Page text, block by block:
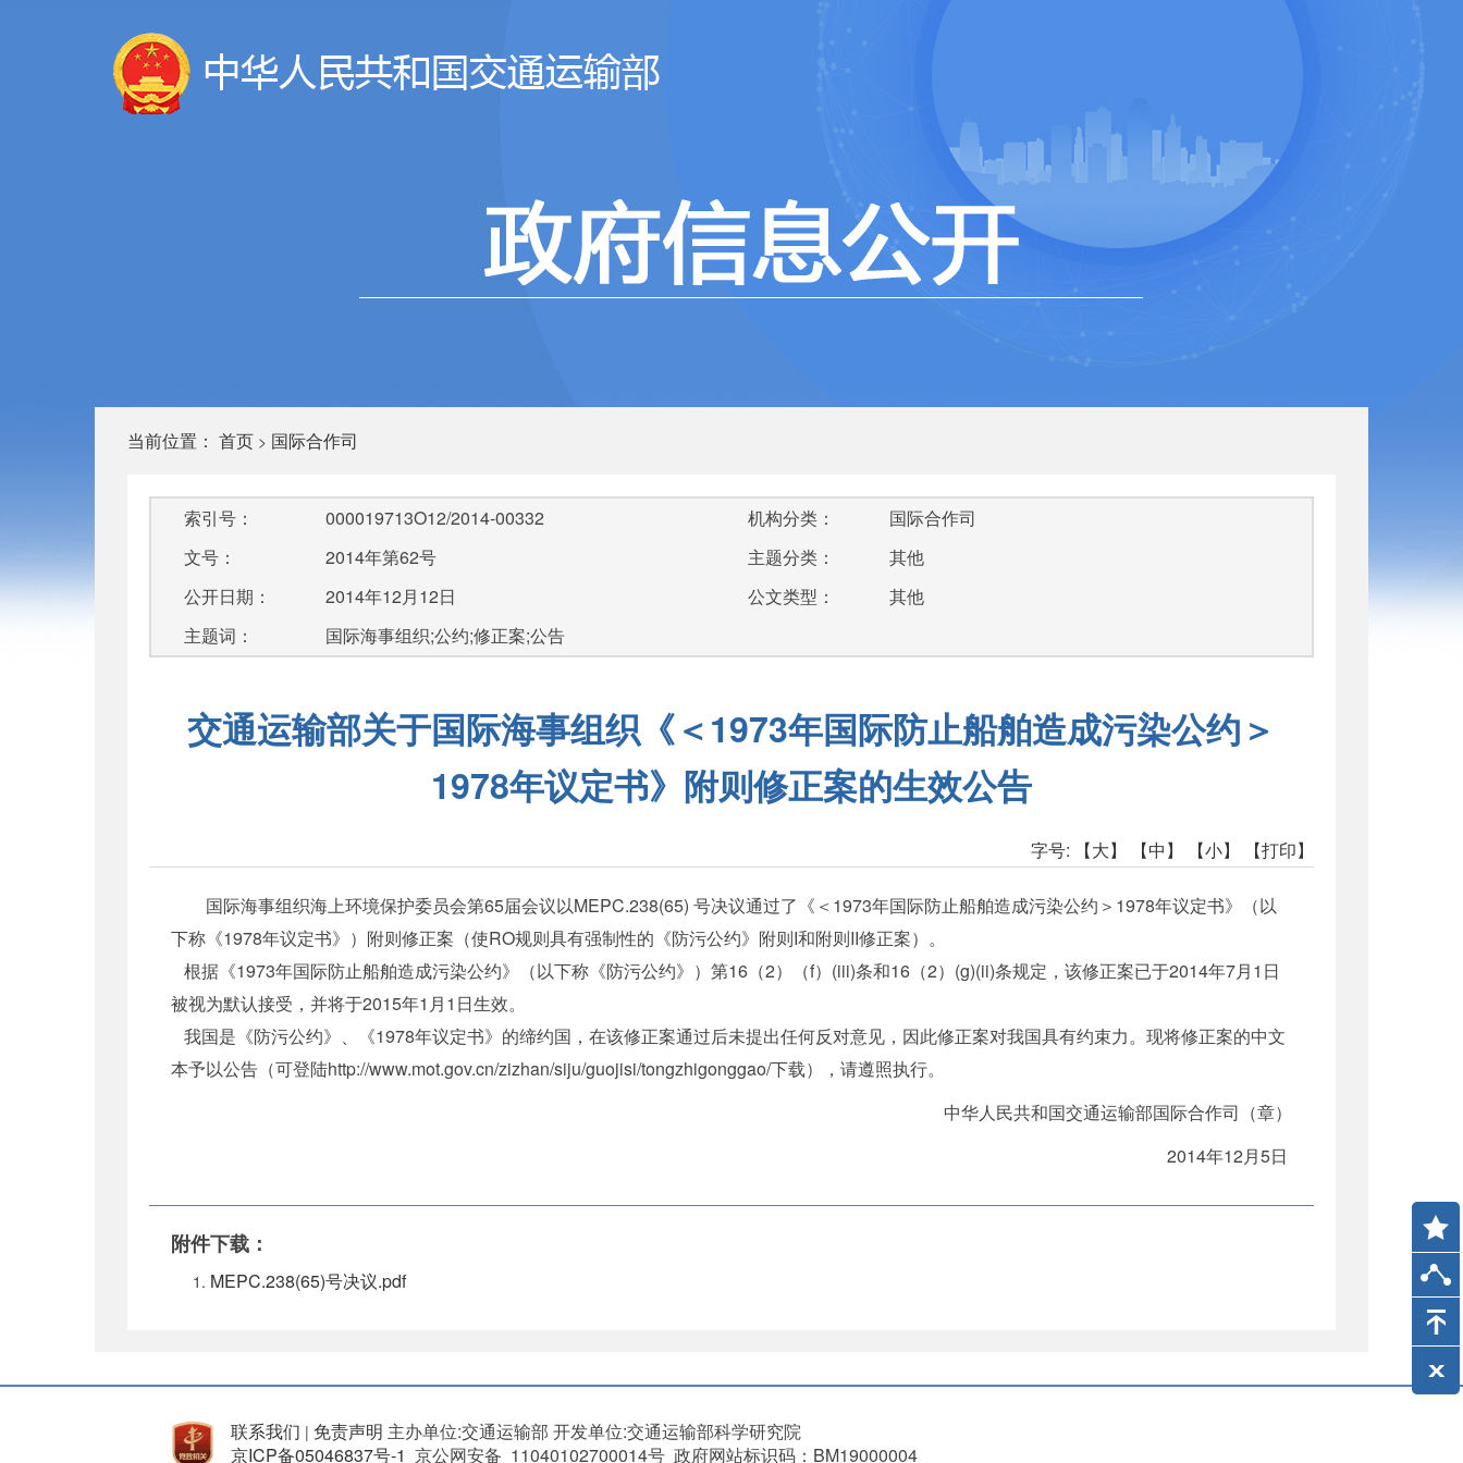
当前位置： 首页 > 国际合作司
索引号：
000019713O12/2014-00332
文号：
2014年第62号
公开日期：
2014年12月12日
主题词：
国际海事组织;公约;修正案;公告
机构分类：
国际合作司
主题分类：
其他
公文类型：
其他
交通运输部关于国际海事组织《＜1973年国际防止船舶造成污染公约＞
1978年议定书》附则修正案的生效公告
字号: 【大】 【中】 【小】 【打印】
国际海事组织海上环境保护委员会第65届会议以MEPC.238(65) 号决议通过了《＜1973年国际防止船舶造成污染公约＞1978年议定书》（以
下称《1978年议定书》）附则修正案（使RO规则具有强制性的《防污公约》附则I和附则II修正案）。
根据《1973年国际防止船舶造成污染公约》（以下称《防污公约》）第16（2）（f）(iii)条和16（2）(g)(ii)条规定，该修正案已于2014年7月1日
被视为默认接受，并将于2015年1月1日生效。
我国是《防污公约》、《1978年议定书》的缔约国，在该修正案通过后未提出任何反对意见，因此修正案对我国具有约束力。现将修正案的中文
本予以公告（可登陆http://www.mot.gov.cn/zizhan/siju/guojisi/tongzhigonggao/下载），请遵照执行。
中华人民共和国交通运输部国际合作司（章）
2014年12月5日
附件下载：
MEPC.238(65)号决议.pdf
联系我们 | 免责声明 主办单位:交通运输部 开发单位:交通运输部科学研究院
京ICP备05046837号-1 京公网安备 11040102700014号 政府网站标识码：BM19000004